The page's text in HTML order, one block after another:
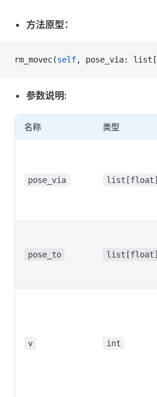
方法原型：
rm_movec(self, pose_via: list[
参数说明:
名称 类型
pose_via list[float]
pose_to list[float]
v int